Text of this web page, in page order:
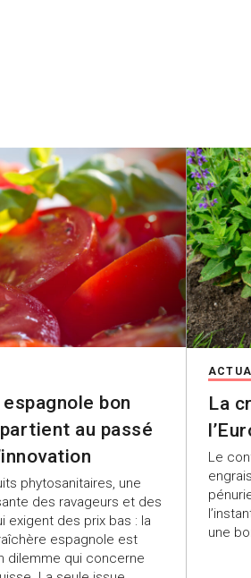
bon
au passé
phytosanitaires, une
des ravageurs et des
exigent des prix bas : la
espagnole est
dilemme qui concerne
La
Le
une